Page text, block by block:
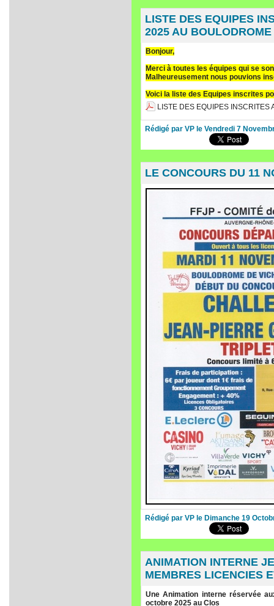
LISTE DES EQUIPES
2025 AU
Bonjour,
Merci à toutes les équipes qui se
Malheureusement nous pouvions
Voici la liste des Equipes inscrites
LISTE DES EQUIPES
Rédigé par VP le Vendredi 7
LE CONCOURS DU 11
Rédigé par VP le Dimanche 19
ANIMATION INTERNE
MEMBRES LICENCIES
Une Animation interne réservée
octobre 2025 au Clos